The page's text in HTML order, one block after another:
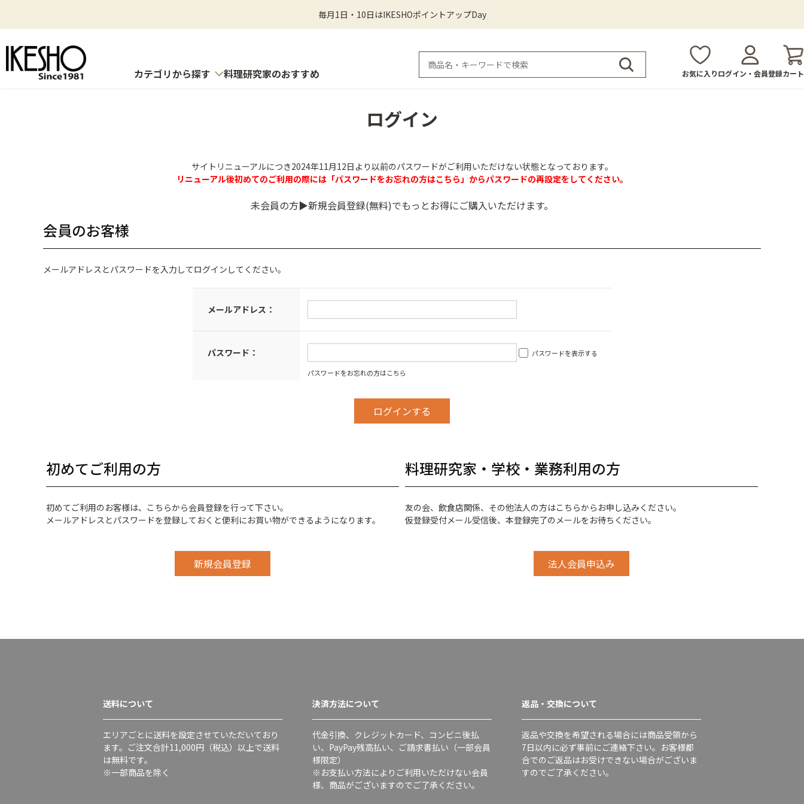
毎月1日・10日はIKESHOポイントアップDay
カテゴリから探す 料理研究家のおすすめ お気に入りログイン・会員登録カート
ログイン
サイトリニューアルにつき2024年11月12日より以前のパスワードがご利用いただけない状態となっております。
リニューアル後初めてのご利用の際には「パスワードをお忘れの方はこちら」からパスワードの再設定をしてください。
未会員の方▶新規会員登録(無料)でもっとお得にご購入いただけます。
会員のお客様
メールアドレスとパスワードを入力してログインしてください。
メールアドレス：
パスワード： パスワードを表示する
パスワードをお忘れの方はこちら
初めてご利用の方
初めてご利用のお客様は、こちらから会員登録を行って下さい。
メールアドレスとパスワードを登録しておくと便利にお買い物ができるようになります。
料理研究家・学校・業務利用の方
友の会、飲食店関係、その他法人の方はこちらからお申し込みください。
仮登録受付メール受信後、本登録完了のメールをお待ちください。
送料について
エリアごとに送料を設定させていただいており
ます。ご注文合計11,000円（税込）以上で送料
は無料です。
※一部商品を除く
決済方法について
代金引換、クレジットカード、コンビニ後払
い、PayPay残高払い、ご請求書払い（一部会員
様限定）
※お支払い方法によりご利用いただけない会員
様、商品がございますのでご了承ください。
返品・交換について
返品や交換を希望される場合には商品受領から
7日以内に必ず事前にご連絡下さい。お客様都
合でのご返品はお受けできない場合がございま
すのでご了承ください。